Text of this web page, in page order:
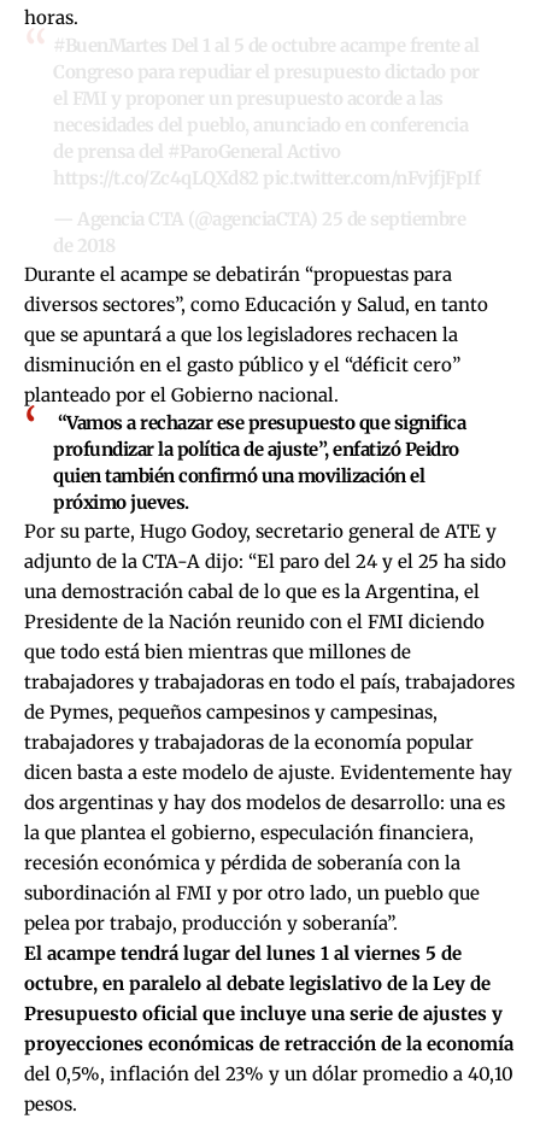
horas.
#BuenMartes Del 1 al 5 de octubre acampe frente al
Congreso para repudiar el presupuesto dictado por
el FMI y proponer un presupuesto acorde a las
necesidades del pueblo, anunciado en conferencia
de prensa del #ParoGeneral Activo
https://t.co/Zc4qLQXd82 pic.twitter.com/nFvjfjFpIf
— Agencia CTA (@agenciaCTA) 25 de septiembre
de 2018
Durante el acampe se debatirán “propuestas para
diversos sectores”, como Educación y Salud, en tanto
que se apuntará a que los legisladores rechacen la
disminución en el gasto público y el “déficit cero”
planteado por el Gobierno nacional.
“Vamos a rechazar ese presupuesto que significa
profundizar la política de ajuste”, enfatizó Peidro
quien también confirmó una movilización el
próximo jueves.
Por su parte, Hugo Godoy, secretario general de ATE y
adjunto de la CTA-A dijo: “El paro del 24 y el 25 ha sido
una demostración cabal de lo que es la Argentina, el
Presidente de la Nación reunido con el FMI diciendo
que todo está bien mientras que millones de
trabajadores y trabajadoras en todo el país, trabajadores
de Pymes, pequeños campesinos y campesinas,
trabajadores y trabajadoras de la economía popular
dicen basta a este modelo de ajuste. Evidentemente hay
dos argentinas y hay dos modelos de desarrollo: una es
la que plantea el gobierno, especulación financiera,
recesión económica y pérdida de soberanía con la
subordinación al FMI y por otro lado, un pueblo que
pelea por trabajo, producción y soberanía”.
El acampe tendrá lugar del lunes 1 al viernes 5 de
octubre, en paralelo al debate legislativo de la Ley de
Presupuesto oficial que incluye una serie de ajustes y
proyecciones económicas de retracción de la economía
del 0,5%, inflación del 23% y un dólar promedio a 40,10
pesos.